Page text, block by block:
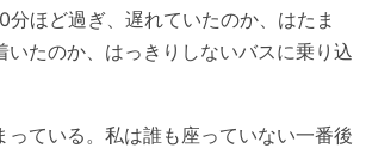
分ほど過ぎ、遅れていたのか、はたま
いたのか、はっきりしないバスに乗り込
っている。私は誰も座っていない一番後